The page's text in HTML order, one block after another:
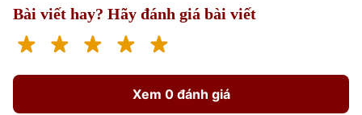
Bài viết hay? Hãy đánh giá bài viết
Xem 0 đánh giá